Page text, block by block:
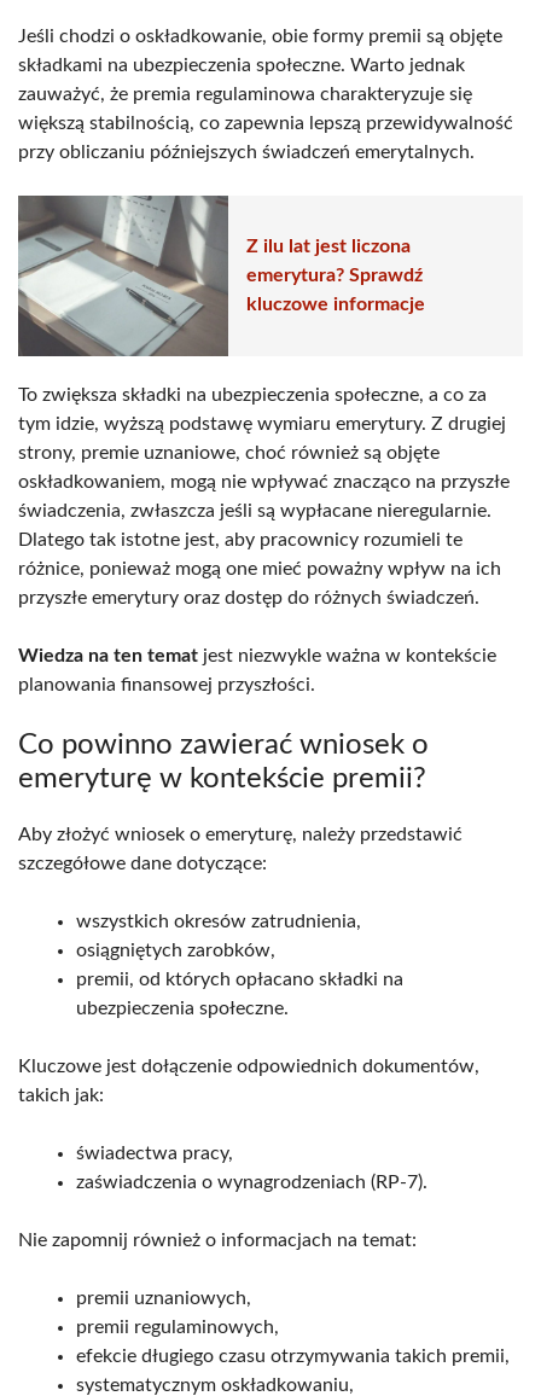
Jeśli chodzi o oskładkowanie, obie formy premii są objęte
składkami na ubezpieczenia społeczne. Warto jednak
zauważyć, że premia regulaminowa charakteryzuje się
większą stabilnością, co zapewnia lepszą przewidywalność
przy obliczaniu późniejszych świadczeń emerytalnych.
Z ilu lat jest liczona
emerytura? Sprawdź
kluczowe informacje
To zwiększa składki na ubezpieczenia społeczne, a co za
tym idzie, wyższą podstawę wymiaru emerytury. Z drugiej
strony, premie uznaniowe, choć również są objęte
oskładkowaniem, mogą nie wpływać znacząco na przyszłe
świadczenia, zwłaszcza jeśli są wypłacane nieregularnie.
Dlatego tak istotne jest, aby pracownicy rozumieli te
różnice, ponieważ mogą one mieć poważny wpływ na ich
przyszłe emerytury oraz dostęp do różnych świadczeń.
Wiedza na ten temat jest niezwykle ważna w kontekście
planowania finansowej przyszłości.
Co powinno zawierać wniosek o
emeryturę w kontekście premii?
Aby złożyć wniosek o emeryturę, należy przedstawić
szczegółowe dane dotyczące:
wszystkich okresów zatrudnienia,
osiągniętych zarobków,
premii, od których opłacano składki na
ubezpieczenia społeczne.
Kluczowe jest dołączenie odpowiednich dokumentów,
takich jak:
świadectwa pracy,
zaświadczenia o wynagrodzeniach (RP-7).
Nie zapomnij również o informacjach na temat:
premii uznaniowych,
premii regulaminowych,
efekcie długiego czasu otrzymywania takich premii,
systematycznym oskładkowaniu,